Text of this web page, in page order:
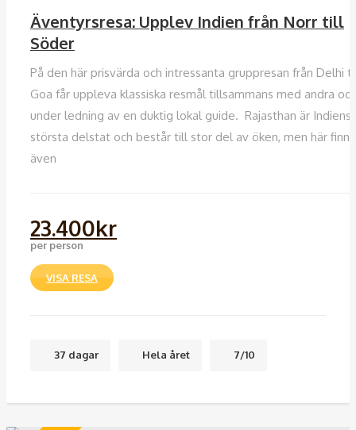
Äventyrsresa: Upplev Indien från Norr till
Söder
På den här prisvärda och intressanta gruppresan från Delhi
Goa får uppleva klassiska resmål tillsammans med andra och
under ledning av en duktig lokal guide. Rajasthan är Indiens
största delstat och består till stor del av öken, men här finns
även
23.400kr
per person
VISA RESA
37 dagar Hela året 7/10